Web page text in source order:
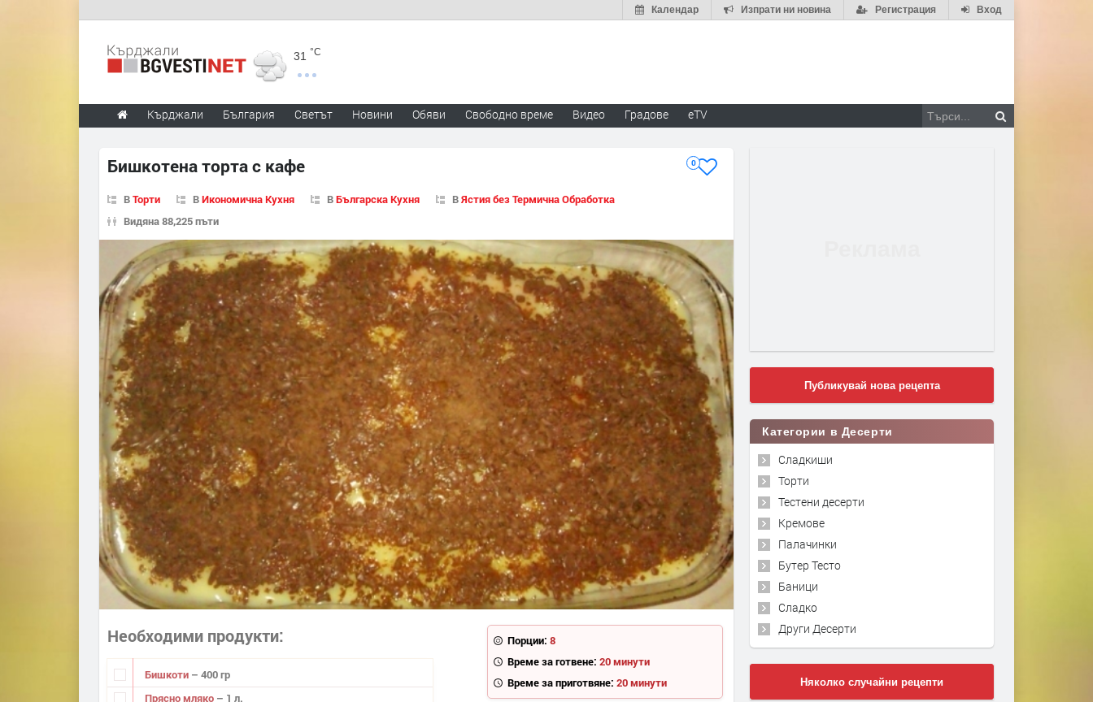
Вход
Регистрация
Изпрати ни новина
Календар
31 °C
Кърджали България Светът Новини Обяви Свободно време Видео Градове eTV
Бишкотена торта с кафе 0
ВТорти ВИкономична Кухня ВБългарска Кухня ВЯстия без Термична Обработка
Видяна 88,225 пъти
Порции: 8
Време за готвене: 20 минути
Време за приготвяне: 20 минути
Необходими продукти
Бишкоти – 400 гр
Прясно мляко – 1 л.
Публикувай нова рецепта
Категории в Десерти
Сладкиши
Торти
Тестени десерти
Кремове
Палачинки
Бутер Тесто
Баници
Сладко
Други Десерти
Няколко случайни рецепти